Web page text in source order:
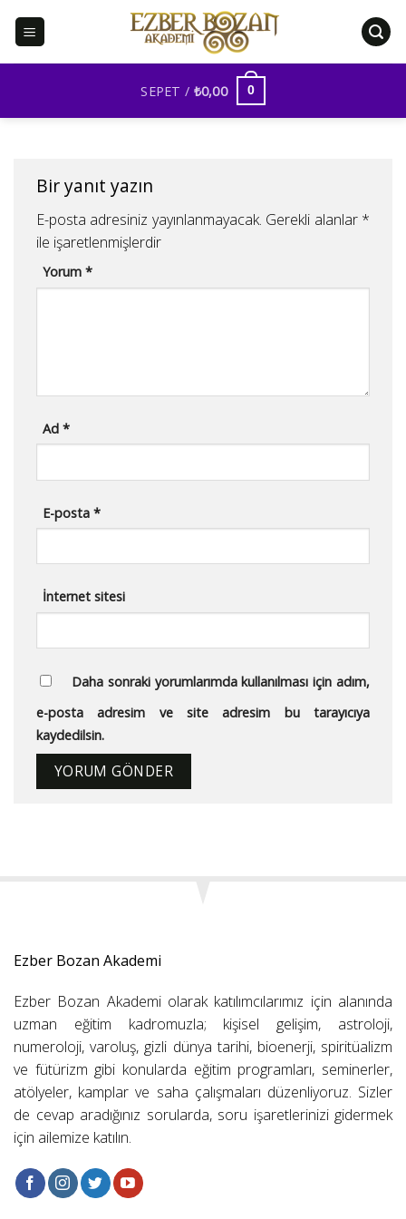
SEPET / ₺0,00 0
Bir yanıt yazın
E-posta adresiniz yayınlanmayacak. Gerekli alanlar *
ile işaretlenmişlerdir
Yorum*
Ad*
E-posta*
İnternet sitesi
Daha sonraki yorumlarımda kullanılması için adım,
e-posta adresim ve site adresim bu tarayıcıya
kaydedilsin.
Ezber Bozan Akademi
Ezber Bozan Akademi olarak katılımcılarımız için alanında
uzman eğitim kadromuzla; kişisel gelişim, astroloji,
numeroloji, varoluş, gizli dünya tarihi, bioenerji, spiritüalizm
ve fütürizm gibi konularda eğitim programları, seminerler,
atölyeler, kamplar ve saha çalışmaları düzenliyoruz. Sizler
de cevap aradığınız sorularda, soru işaretlerinizi gidermek
için ailemize katılın.